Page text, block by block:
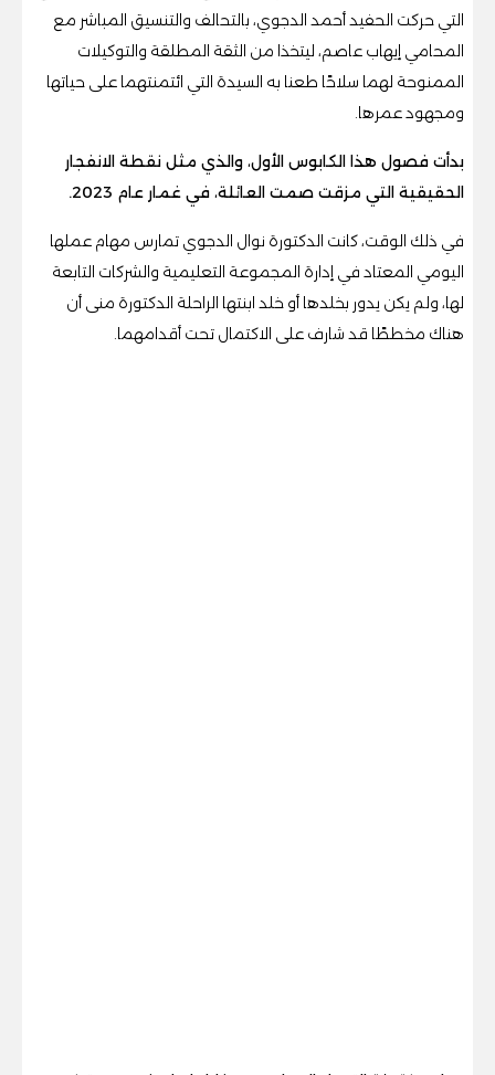
التي حركت الحفيد أحمد الدجوي، بالتحالف والتنسيق المباشر مع
المحامي إيهاب عاصم، ليتخذا من الثقة المطلقة والتوكيلات
الممنوحة لهما سلاحًا طعنا به السيدة التي ائتمنتهما على حياتها
ومجهود عمرها.
بدأت فصول هذا الكابوس الأول، والذي مثل نقطة الانفجار
الحقيقية التي مزقت صمت العائلة، في غمار عام 2023.
في ذلك الوقت، كانت الدكتورة نوال الدجوي تمارس مهام عملها
اليومي المعتاد في إدارة المجموعة التعليمية والشركات التابعة
لها، ولم يكن يدور بخلدها أو خلد ابنتها الراحلة الدكتورة منى أن
هناك مخططًا قد شارف على الاكتمال تحت أقدامهما.